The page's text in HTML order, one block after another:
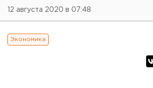
12 августа 2020 в 07:48
Экономика